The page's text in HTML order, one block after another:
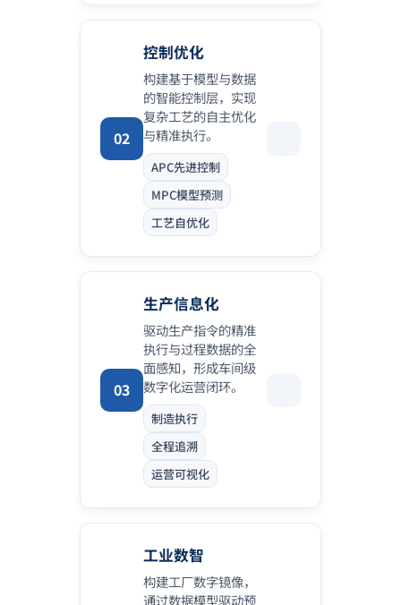
02
控制优化
构建基于模型与数据
的智能控制层，实现
复杂工艺的自主优化
与精准执行。
APC先进控制
MPC模型预测
工艺自优化
03
生产信息化
驱动生产指令的精准
执行与过程数据的全
面感知，形成车间级
数字化运营闭环。
制造执行
全程追溯
运营可视化
工业数智
构建工厂数字镜像，
通过数据模型驱动预